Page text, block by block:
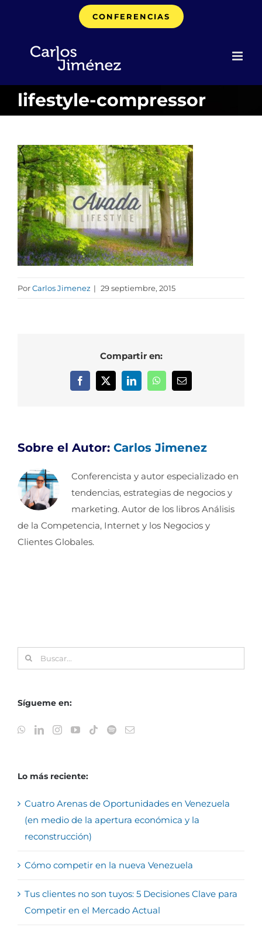
CONFERENCIAS
lifestyle-compressor
PorCarlos Jimenez | 29 septiembre, 2015
Compartir en:
Facebook
X LinkedInWhatsAppCorreo
electrónico
Sobre el Autor: Carlos Jimenez
Conferencista y autor especializado en
tendencias, estrategias de negocios y
marketing. Autor de los libros Análisis
de la Competencia, Internet y los Negocios y
Clientes Globales.
Buscar:
Sígueme en:
Lo más reciente:
Cuatro Arenas de Oportunidades en Venezuela
(en medio de la apertura económica y la
reconstrucción)
Cómo competir en la nueva Venezuela
Tus clientes no son tuyos: 5 Decisiones Clave para
Competir en el Mercado Actual